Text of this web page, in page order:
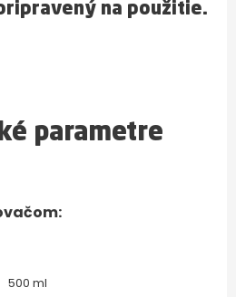
na použitie.
parametre
500 ml